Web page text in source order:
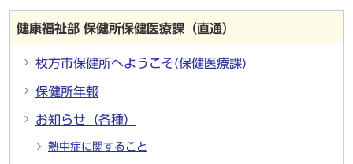
健康福祉部 保健所保健医療課（直通）
枚方市保健所へようこそ(保健医療課)
保健所年報
お知らせ（各種）
熱中症に関すること